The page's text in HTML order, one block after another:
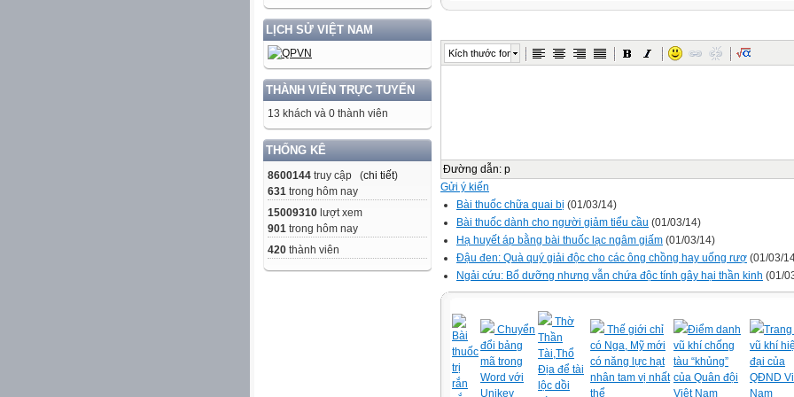
LỊCH SỬ VIỆT NAM
THÀNH VIÊN TRỰC TUYẾN
13 khách và 0 thành viên
THỐNG KÊ
8600144 truy cập (chi tiết)
631 trong hôm nay
15009310 lượt xem
901 trong hôm nay
420 thành viên
Kích thước font
Đường dẫn: p
Gửi ý kiến
Bài thuốc chữa quai bị (01/03/14)
Bài thuốc dành cho người giảm tiểu cầu (01/03/14)
Hạ huyết áp bằng bài thuốc lạc ngâm giấm (01/03/14)
Đậu đen: Quà quý giải độc cho các ông chồng hay uống rượ (01/03/
Ngải cứu: Bổ dưỡng nhưng vẫn chứa độc tính gây hại thần kinh (01/
Bài
thuốc
trị
rắn
Chuyển
đổi bảng
mã trong
Word với
Unikey
Thờ
Thần
Tài,Thổ
Địa để tài
lộc dồi
Thế giới chỉ
có Nga, Mỹ mới
có năng lực hạt
nhân tam vị nhất
thể
Điểm danh
vũ khí chống
tàu “khủng”
của Quân đội
Việt Nam
Trang
vũ khí
đại của
QĐND
Nam